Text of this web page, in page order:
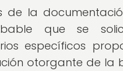
de la
que se
específicos
otorgante de la